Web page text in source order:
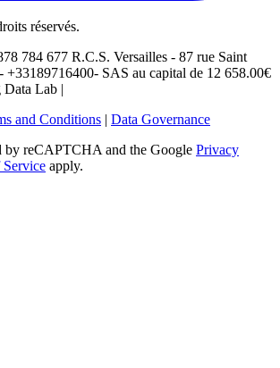
réservés.
784 677 R.C.S. Versailles - 87 rue Saint
+33189716400- SAS au capital de 12 658.00€
Data Lab |
and Conditions | Data Governance
by reCAPTCHA and the Google Privacy
Service apply.